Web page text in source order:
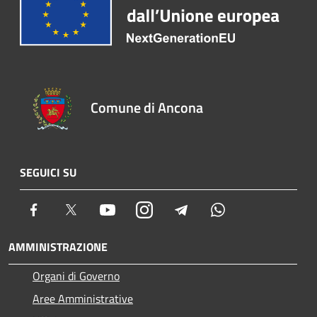
Comune di Ancona
SEGUICI SU
Facebook Twitter YoutubeInstagram Telegram
AMMINISTRAZIONE
Organi di Governo
Aree Amministrative